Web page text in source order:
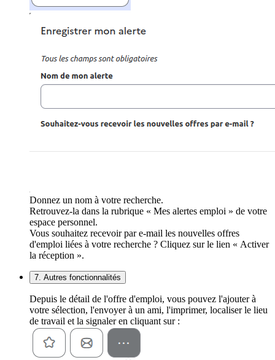
Donnez un nom à votre recherche.
Retrouvez-la dans la rubrique « Mes alertes emploi » de votre
espace personnel.
Vous souhaitez recevoir par e-mail les nouvelles offres
d'emploi liées à votre recherche ? Cliquez sur le lien « Activer
la réception ».
7. Autres fonctionnalités
Depuis le détail de l'offre d'emploi, vous pouvez l'ajouter à
votre sélection, l'envoyer à un ami, l'imprimer, localiser le lieu
de travail et la signaler en cliquant sur :